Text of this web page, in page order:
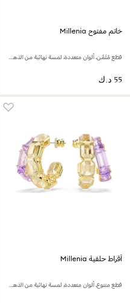
خاتم مفتوح Millenia
قطع مُثَمَّن، ألوان متعددة، لمسة نهائية من الذهب عيار 18 قيراط
أقراط حلقية Millenia
قطع متنوع، ألوان متعددة، لمسة نهائية من الذهب عيار 18 قيراط